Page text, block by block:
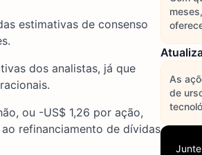
estimativas de consenso
dos analistas, já que
ou -US$ 1,26 por ação,
refinanciamento de dívidas
As
de